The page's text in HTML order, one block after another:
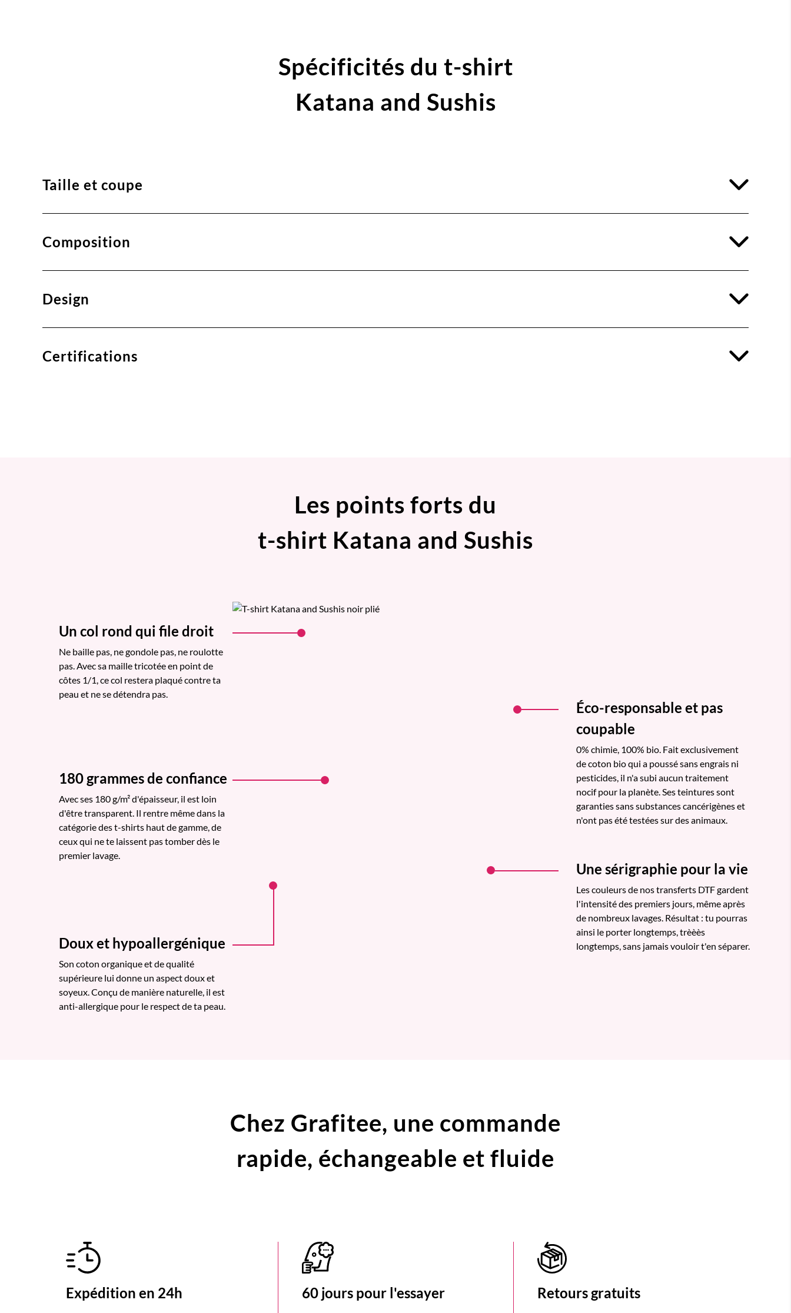
Spécificités du t-shirt
Katana and Sushis
Taille et coupe
Composition
Design
Certifications
Les points forts du
t-shirt Katana and Sushis
Un col rond qui file droit
Ne baille pas, ne gondole pas, ne roulotte
pas. Avec sa maille tricotée en point de
côtes 1/1, ce col restera plaqué contre ta
peau et ne se détendra pas.
Éco-responsable et pas
coupable
0% chimie, 100% bio. Fait exclusivement
de coton bio qui a poussé sans engrais ni
pesticides, il n'a subi aucun traitement
nocif pour la planète. Ses teintures sont
garanties sans substances cancérigènes et
n'ont pas été testées sur des animaux.
180 grammes de confiance
Avec ses 180 g/m² d'épaisseur, il est loin
d'être transparent. Il rentre même dans la
catégorie des t-shirts haut de gamme, de
ceux qui ne te laissent pas tomber dès le
premier lavage.
Une sérigraphie pour la vie
Les couleurs de nos transferts DTF gardent
l'intensité des premiers jours, même après
de nombreux lavages. Résultat : tu pourras
ainsi le porter longtemps, trèèès
longtemps, sans jamais vouloir t'en séparer.
Doux et hypoallergénique
Son coton organique et de qualité
supérieure lui donne un aspect doux et
soyeux. Conçu de manière naturelle, il est
anti-allergique pour le respect de ta peau.
Chez Grafitee, une commande
rapide, échangeable et fluide
Expédition en 24h 60 jours pour l'essayer Retours gratuits